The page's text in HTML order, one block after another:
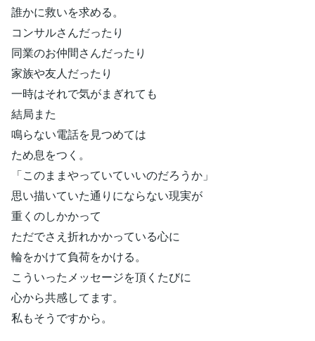
誰かに救いを求める。
コンサルさんだったり
同業のお仲間さんだったり
家族や友人だったり
一時はそれで気がまぎれても
結局また
鳴らない電話を見つめては
ため息をつく。
「このままやっていていいのだろうか」
思い描いていた通りにならない現実が
重くのしかかって
ただでさえ折れかかっている心に
輪をかけて負荷をかける。
こういったメッセージを頂くたびに
心から共感してます。
私もそうですから。